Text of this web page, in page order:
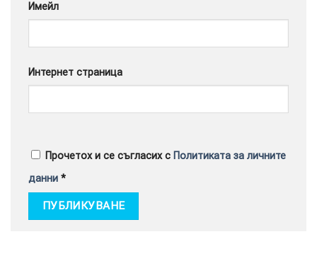
Имейл
Интернет страница
Прочетох и се съгласих с Политиката за личните
данни *